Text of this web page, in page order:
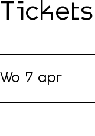
Tickets
Wo 7 apr